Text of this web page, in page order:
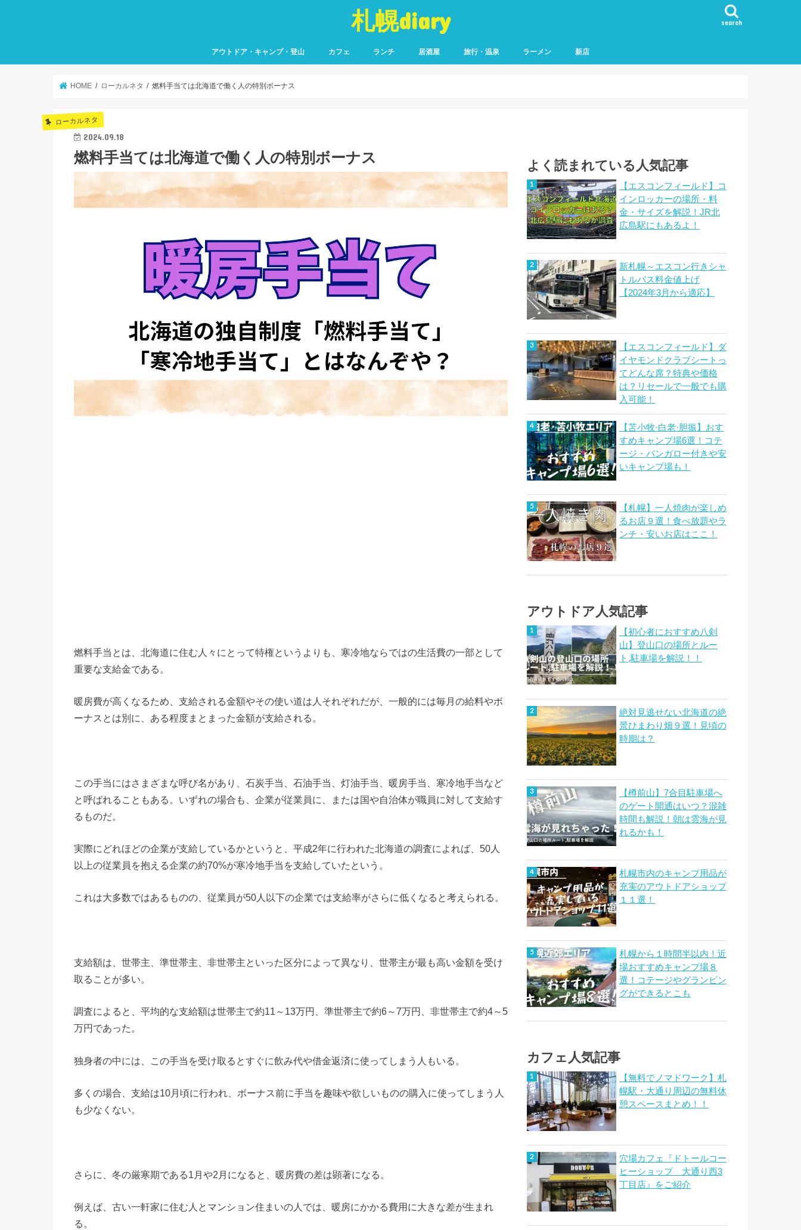
札幌diary search
アウトドア・キャンプ・登山 カフェ ランチ 居酒屋 旅行・温泉 ラーメン 新店
HOME ローカルネタ 燃料手当ては北海道で働く人の特別ボーナス
ローカルネタ
2024.09.18
燃料手当ては北海道で働く人の特別ボーナス
燃料手当とは、北海道に住む人々にとって特権というよりも、寒冷地ならではの生活費の一部として
重要な支給金である。
暖房費が高くなるため、支給される金額やその使い道は人それぞれだが、一般的には毎月の給料やボ
ーナスとは別に、ある程度まとまった金額が支給される。
この手当にはさまざまな呼び名があり、石炭手当、石油手当、灯油手当、暖房手当、寒冷地手当など
と呼ばれることもある。いずれの場合も、企業が従業員に、または国や自治体が職員に対して支給す
るものだ。
実際にどれほどの企業が支給しているかというと、平成2年に行われた北海道の調査によれば、50人
以上の従業員を抱える企業の約70%が寒冷地手当を支給していたという。
これは大多数ではあるものの、従業員が50人以下の企業では支給率がさらに低くなると考えられる。
支給額は、世帯主、準世帯主、非世帯主といった区分によって異なり、世帯主が最も高い金額を受け
取ることが多い。
調査によると、平均的な支給額は世帯主で約11～13万円、準世帯主で約6～7万円、非世帯主で約4～5
万円であった。
独身者の中には、この手当を受け取るとすぐに飲み代や借金返済に使ってしまう人もいる。
多くの場合、支給は10月頃に行われ、ボーナス前に手当を趣味や欲しいものの購入に使ってしまう人
も少なくない。
さらに、冬の厳寒期である1月や2月になると、暖房費の差は顕著になる。
例えば、古い一軒家に住む人とマンション住まいの人では、暖房にかかる費用に大きな差が生まれ
る。
よく読まれている人気記事
【エスコンフィールド】コ
インロッカーの場所・料
金・サイズを解説！JR北
広島駅にもあるよ！
新札幌～エスコン行きシャ
トルバス料金値上げ
【2024年3月から適応】
【エスコンフィールド】ダ
イヤモンドクラブシートっ
てどんな席？特典や価格
は？リセールで一般でも購
入可能！
【苫小牧·白老·胆振】おす
すめキャンプ場6選！コテ
ージ・バンガロー付きや安
いキャンプ場も！
【札幌】一人焼肉が楽しめ
るお店９選！食べ放題やラ
ンチ・安いお店はここ！
アウトドア人気記事
【初心者におすすめ八剣
山】登山口の場所とルー
ト,駐車場を解説！！
絶対見逃せない北海道の絶
景ひまわり畑９選！見頃の
時期は？
【樽前山】7合目駐車場へ
のゲート開通はいつ？混雑
時間も解説！朝は雲海が見
れるかも！
札幌市内のキャンプ用品が
充実のアウトドアショップ
１１選！
札幌から１時間半以内！近
場おすすめキャンプ場８
選！コテージやグランピン
グができるとこも
カフェ人気記事
【無料でノマドワーク】札
幌駅・大通り周辺の無料休
憩スペースまとめ！！
穴場カフェ『ドトールコー
ヒーショップ 大通り西3
丁目店』をご紹介